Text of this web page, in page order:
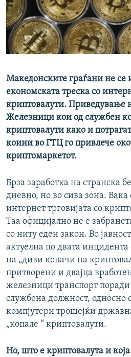
РСЕ веб страници
Македонските граѓани не се
економската треска со
криптовалути. Приведување
Железници кои од службен
криптовалути како и
коини во ГТЦ го привлече
криптомаркетот.
Брза заработка на странска
дневно, но во сива зона. Вака
интернет трговијата со
Таа официјално не е
со ниту еден закон. Во
актуелна по двата инцидента
на „диви копачи на
притворени и двајца
железници транспорт поради
службена должност, односно
компјутери трошејќи
„копале “ криптовалути.
Но, што е криптовалута и